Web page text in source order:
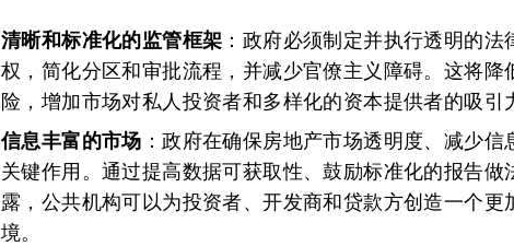
清晰和标准化的监管框架 ：政府必须制定并执行透明的法
权，简化分区和审批流程，并减少官僚主义障碍。这将降
险，增加市场对私人投资者和多样化的资本提供者的吸引
信息丰富的市场 ：政府在确保房地产市场透明度、减少
关键作用。通过提高数据可获取性、鼓励标准化的报告做
露，公共机构可以为投资者、开发商和贷款方创造一个更
境。